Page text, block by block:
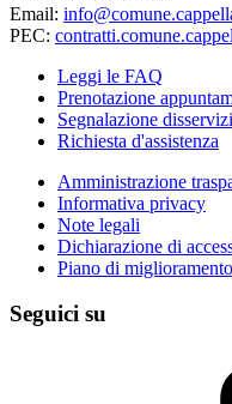
Email:
PEC:
Leggi le FAQ
Prenotazione
Segnalazione
Richiesta d'assistenza
Amministrazione
Informativa privacy
Note legali
Dichiarazione di
Piano di
Seguici su